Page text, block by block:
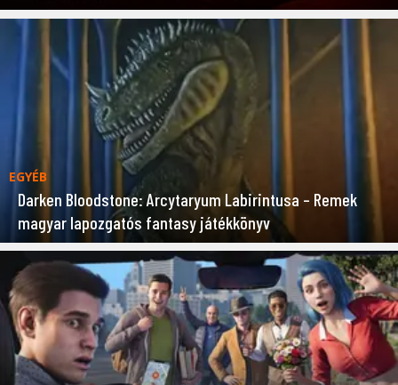
EGYÉB
Darken Bloodstone: Arcytaryum Labirintusa – Remek
magyar lapozgatós fantasy játékkönyv